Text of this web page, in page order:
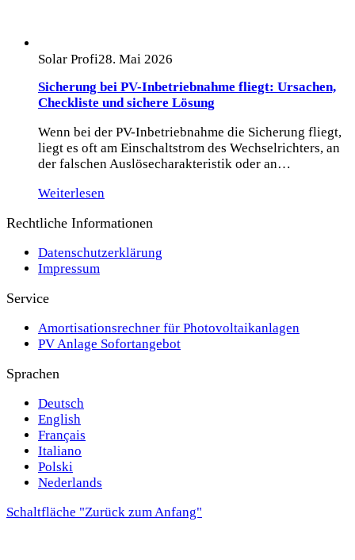
Solar Profi28. Mai 2026
Sicherung bei PV-Inbetriebnahme fliegt: Ursachen,
Checkliste und sichere Lösung
Wenn bei der PV-Inbetriebnahme die Sicherung fliegt,
liegt es oft am Einschaltstrom des Wechselrichters, an
der falschen Auslösecharakteristik oder an…
Weiterlesen
Rechtliche Informationen
Datenschutzerklärung
Impressum
Service
Amortisationsrechner für Photovoltaikanlagen
PV Anlage Sofortangebot
Sprachen
Deutsch
English
Français
Italiano
Polski
Nederlands
Schaltfläche "Zurück zum Anfang"